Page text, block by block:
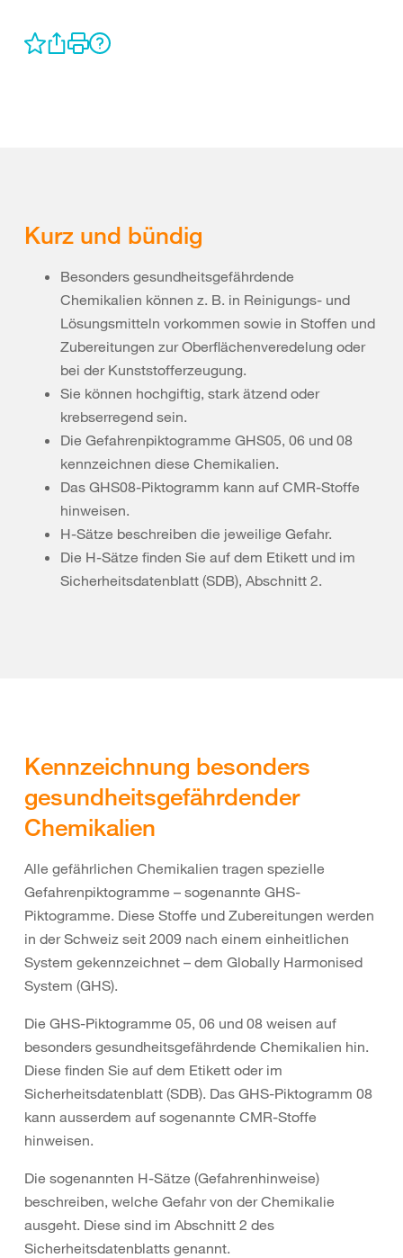
Kurz und bündig
Besonders gesundheitsgefährdende
Chemikalien können z. B. in Reinigungs- und
Lösungsmitteln vorkommen sowie in Stoffen und
Zubereitungen zur Oberflächenveredelung oder
bei der Kunststofferzeugung.
Sie können hochgiftig, stark ätzend oder
krebserregend sein.
Die Gefahrenpiktogramme GHS05, 06 und 08
kennzeichnen diese Chemikalien.
Das GHS08-Piktogramm kann auf CMR-Stoffe
hinweisen.
H-Sätze beschreiben die jeweilige Gefahr.
Die H-Sätze finden Sie auf dem Etikett und im
Sicherheitsdatenblatt (SDB), Abschnitt 2.
Kennzeichnung besonders
gesundheitsgefährdender
Chemikalien
Alle gefährlichen Chemikalien tragen spezielle
Gefahrenpiktogramme – sogenannte GHS-
Piktogramme. Diese Stoffe und Zubereitungen werden
in der Schweiz seit 2009 nach einem einheitlichen
System gekennzeichnet – dem Globally Harmonised
System (GHS).
Die GHS-Piktogramme 05, 06 und 08 weisen auf
besonders gesundheitsgefährdende Chemikalien hin.
Diese finden Sie auf dem Etikett oder im
Sicherheitsdatenblatt (SDB). Das GHS-Piktogramm 08
kann ausserdem auf sogenannte CMR-Stoffe
hinweisen.
Die sogenannten H-Sätze (Gefahrenhinweise)
beschreiben, welche Gefahr von der Chemikalie
ausgeht. Diese sind im Abschnitt 2 des
Sicherheitsdatenblatts genannt.